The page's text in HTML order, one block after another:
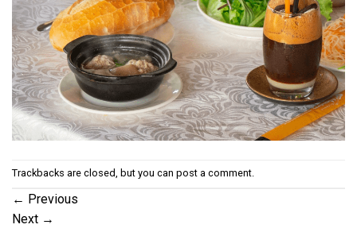
Trackbacks are closed, but you can post a comment.
← Previous
Next →